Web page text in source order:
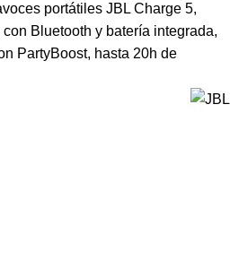
portátiles JBL Charge 5,
Bluetooth y batería integrada,
PartyBoost, hasta 20h de